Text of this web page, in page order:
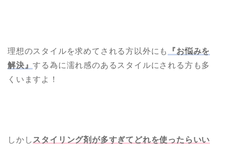
理想のスタイルを求めてされる方以外にも
『お悩みを
解決』する為に濡れ感のあるスタイルにされる方も多
くいますよ！
しかし スタイリング剤が多すぎてどれを使ったらいい